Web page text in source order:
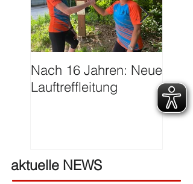
Nach 16 Jahren: Neue
Lauftreffleitung
aktuelle NEWS